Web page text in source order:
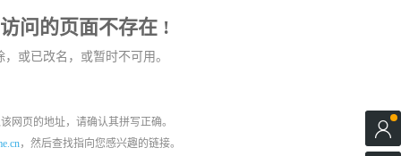
问的页面不存在 !
或已改名，或暂时不可用。
网页的地址，请确认其拼写正确。
，然后查找指向您感兴趣的链接。
